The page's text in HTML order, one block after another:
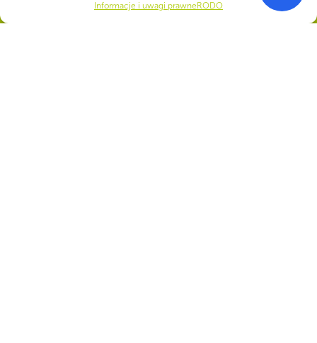
Informacje i uwagi prawne RODO
Twoje wsparcie, nasza